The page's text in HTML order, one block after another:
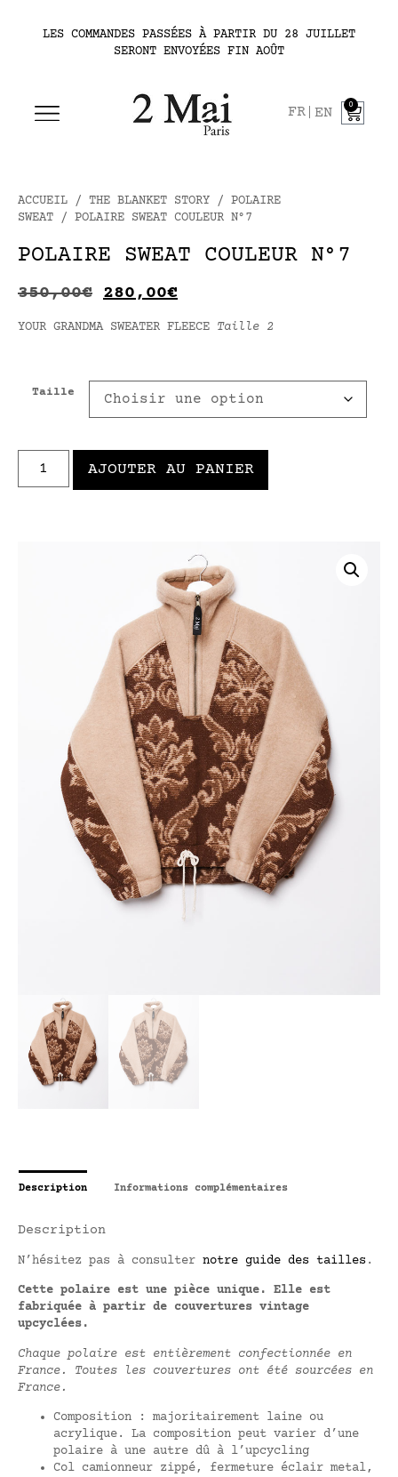
LES COMMANDES PASSÉES À PARTIR DU 28 JUILLET
SERONT ENVOYÉES FIN AOÛT
FR EN
0
ACCUEIL / THE BLANKET STORY / POLAIRE
SWEAT / POLAIRE SWEAT COULEUR N°7
POLAIRE SWEAT COULEUR N°7
350,00€ 280,00€
YOUR GRANDMA SWEATER FLEECE Taille 2
Taille
AJOUTER AU PANIER
Description Informations complémentaires
Description
N’hésitez pas à consulter notre guide des tailles.
Cette polaire est une pièce unique. Elle est
fabriquée à partir de couvertures vintage
upcyclées.
Chaque polaire est entièrement confectionnée en
France. Toutes les couvertures ont été sourcées en
France.
Composition : majoritairement laine ou
acrylique. La composition peut varier d’une
polaire à une autre dû à l’upcycling
Col camionneur zippé, fermeture éclair metal,